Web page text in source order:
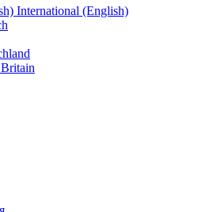
International (English)